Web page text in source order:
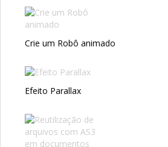
Crie um Robô animado
Efeito Parallax